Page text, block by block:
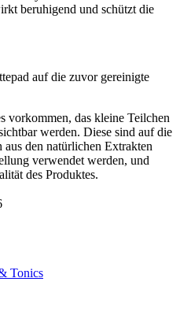
beruhigend und schützt die
auf die zuvor gereinigte
vorkommen, das kleine Teilchen
werden. Diese sind auf die
aus den natürlichen Extrakten
verwendet werden, und
des Produktes.
Tonics